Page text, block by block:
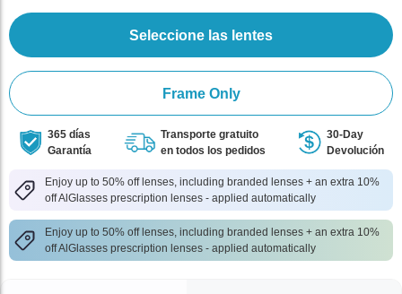
Seleccione las lentes
Frame Only
365 días
Garantía
Transporte gratuito
en todos los pedidos
30-Day
Devolución
Enjoy up to 50% off lenses, including branded lenses + an extra 10%
off AlGlasses prescription lenses - applied automatically
Enjoy up to 50% off lenses, including branded lenses + an extra 10%
off AlGlasses prescription lenses - applied automatically